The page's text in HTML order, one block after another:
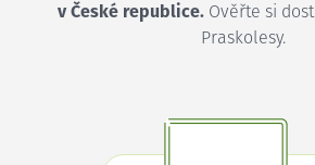
v České republice.Ověřte si
Praskolesy.